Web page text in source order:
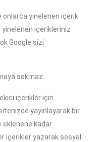
onlarca yinelenen içerik
yinelenen içerikleriniz
Google sizi
sokmaz.
içerikler için
yayınlayarak bir
eklenene kadar.
içerikler yazarak sosyal